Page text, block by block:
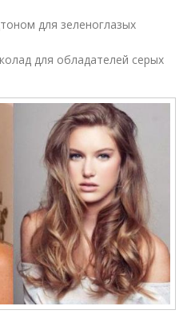
для зеленоглазых
для обладателей серых